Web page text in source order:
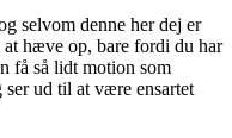
selvom denne her dej er
hæve op, bare fordi du har
få så lidt motion som
ud til at være ensartet